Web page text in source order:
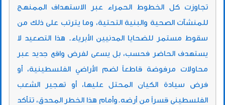
تجاوزت كل الخطوط الحمراء عبر الاستهداف الممنهج
للمنشآت الصحية والبنية التحتية، وما يترتب على ذلك من
سقوط مستمر للضحايا المدنيين الأبرياء. ​ هذا التصعيد لا
يستهدف الحاضر فحسب، بل يسعى لفرض واقع جديد عبر
محاولات مرفوضة قاطعاً لضم الأراضي الفلسطينية، أو
فرض سيادة الكيان المحتل عليها، أو تهجير الشعب
الفلسطيني قسراً من أرضه. ​وأمام هذا الخطر المحدق، تتأكد